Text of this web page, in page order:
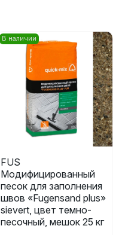
В наличии
FUS
Модифицированный
песок для заполнения
швов «Fugensand plus»
sievert, цвет темно-
песочный, мешок 25 кг